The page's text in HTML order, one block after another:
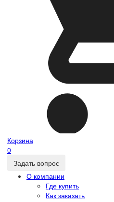
Корзина
0
Задать вопрос
О компании
Где купить
Как заказать